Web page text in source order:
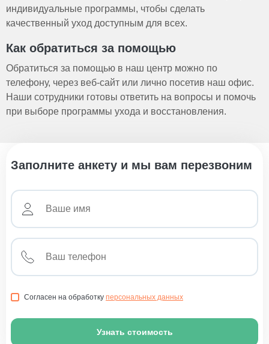
индивидуальные программы, чтобы сделать
качественный уход доступным для всех.
Как обратиться за помощью
Обратиться за помощью в наш центр можно по
телефону, через веб-сайт или лично посетив наш офис.
Наши сотрудники готовы ответить на вопросы и помочь
при выборе программы ухода и восстановления.
Заполните анкету и мы вам перезвоним
Согласен на обработку персональных данных
Узнать стоимость